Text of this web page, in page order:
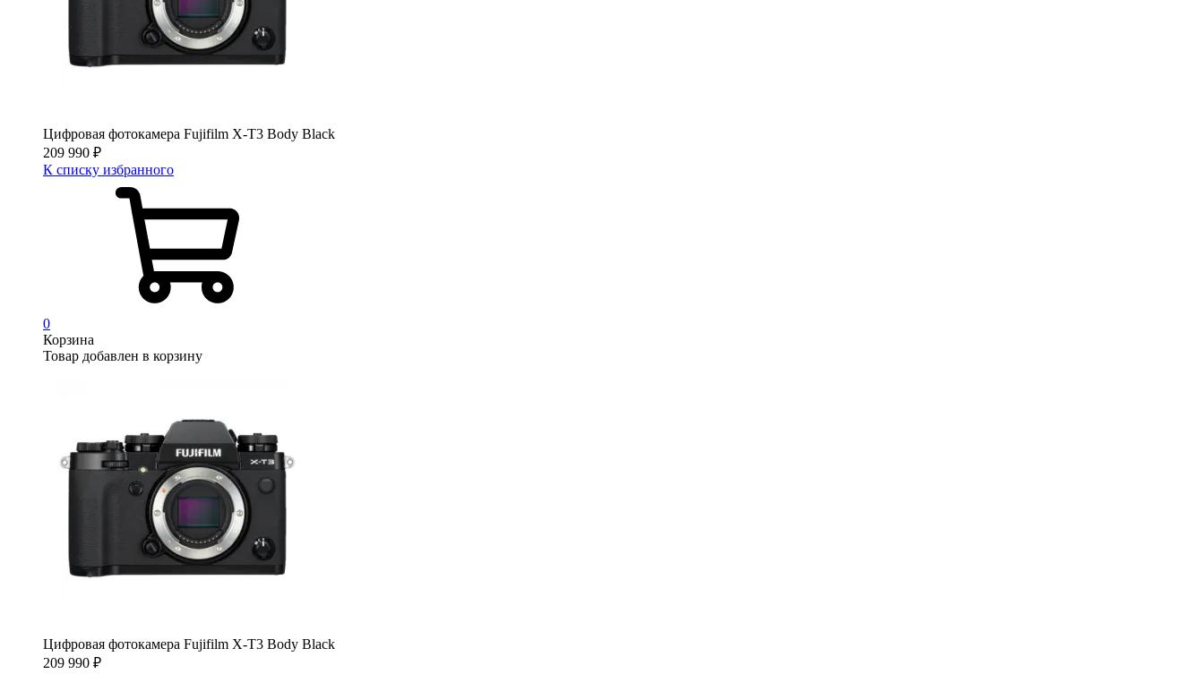
Цифровая фотокамера Fujifilm X-T3 Body Black
209 990 ₽
К списку избранного
0
Корзина
Товар добавлен в корзину
Цифровая фотокамера Fujifilm X-T3 Body Black
209 990 ₽